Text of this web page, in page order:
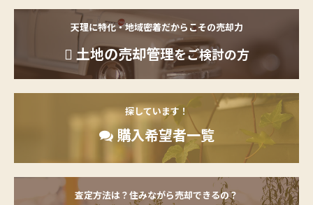
天理に特化・地域密着だからこその売却力
土地の売却管理をご検討の方
探しています！
購入希望者一覧
査定方法は？住みながら売却できるの？